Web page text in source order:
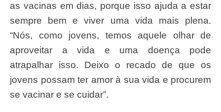
as vacinas em dias, porque isso ajuda a estar
sempre bem e viver uma vida mais plena.
“Nós, como jovens, temos aquele olhar de
aproveitar a vida e uma doença pode
atrapalhar isso. Deixo o recado de que os
jovens possam ter amor à sua vida e procurem
se vacinar e se cuidar”.